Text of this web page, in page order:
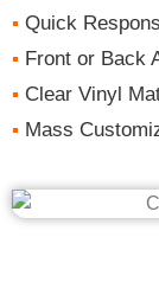
▪ Quick
▪ Front or Back
▪ Clear Vinyl
▪ Mass